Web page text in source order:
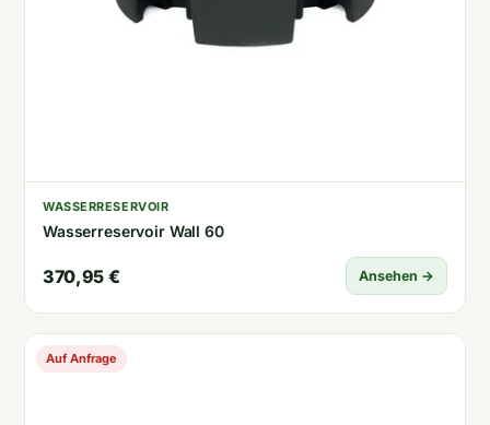
WASSERRESERVOIR
Wasserreservoir Wall 60
370,95 € Ansehen →
Auf Anfrage